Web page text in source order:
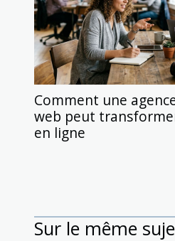
Comment une
web peut
en ligne
Sur le même